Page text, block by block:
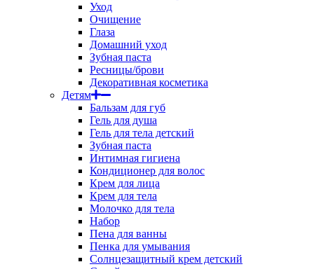
Уход
Очищение
Глаза
Домашний уход
Зубная паста
Ресницы/брови
Декоративная косметика
Детям
Бальзам для губ
Гель для душа
Гель для тела детский
Зубная паста
Интимная гигиена
Кондиционер для волос
Крем для лица
Крем для тела
Молочко для тела
Набор
Пена для ванны
Пенка для умывания
Солнцезащитный крем детский